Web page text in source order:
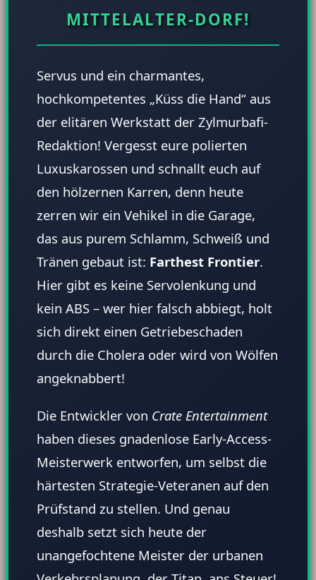
MITTELALTER-DORF!
Servus und ein charmantes,
hochkompetentes „Küss die Hand“ aus
der elitären Werkstatt der Zylmurbafi-
Redaktion! Vergesst eure polierten
Luxuskarossen und schnallt euch auf
den hölzernen Karren, denn heute
zerren wir ein Vehikel in die Garage,
das aus purem Schlamm, Schweiß und
Tränen gebaut ist: Farthest Frontier.
Hier gibt es keine Servolenkung und
kein ABS – wer hier falsch abbiegt, holt
sich direkt einen Getriebeschaden
durch die Cholera oder wird von Wölfen
angeknabbert!
Die Entwickler von Crate Entertainment
haben dieses gnadenlose Early-Access-
Meisterwerk entworfen, um selbst die
härtesten Strategie-Veteranen auf den
Prüfstand zu stellen. Und genau
deshalb setzt sich heute der
unangefochtene Meister der urbanen